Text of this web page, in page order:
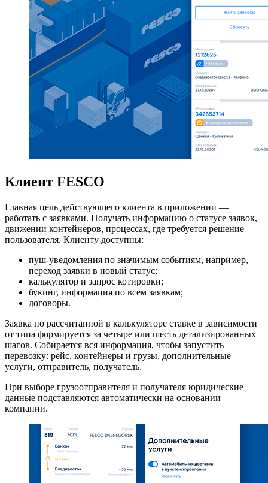
Клиент FESCO
Главная цель действующего клиента в приложении —
работать с заявками. Получать информацию о статусе заявок,
движении контейнеров, процессах, где требуется решение
пользователя. Клиенту доступны:
пуш-уведомления по значимым событиям, например,
переход заявки в новый статус;
калькулятор и запрос котировки;
букинг, информация по всем заявкам;
договоры.
Заявка по рассчитанной в калькуляторе ставке в зависимости
от типа формируется за четыре или шесть детализированных
шагов. Собирается вся информация, чтобы запустить
перевозку: рейс, контейнеры и грузы, дополнительные
услуги, отправитель, получатель.
При выборе грузоотправителя и получателя юридические
данные подставляются автоматически на основании
компании.